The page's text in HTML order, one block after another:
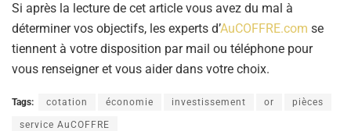
Si après la lecture de cet article vous avez du mal à
déterminer vos objectifs, les experts d’AuCOFFRE.com se
tiennent à votre disposition par mail ou téléphone pour
vous renseigner et vous aider dans votre choix.
Tags: cotation économie investissement or pièces
service AuCOFFRE